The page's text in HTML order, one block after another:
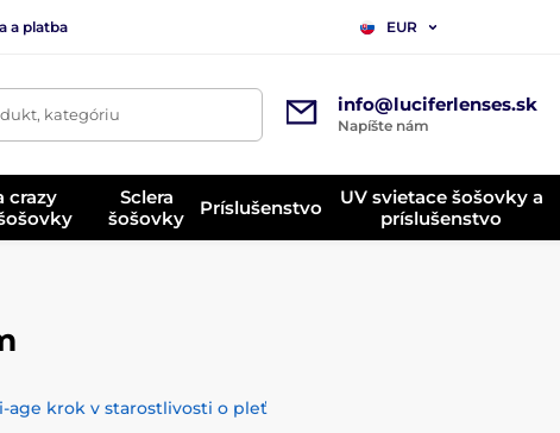
a platba EUR
kategóriu info@luciferlenses.sk
Napíšte nám
crazy
Sclera
šošovky
Príslušenstvo
UV svietace šošovky a
príslušenstvo
age krok v starostlivosti o pleť